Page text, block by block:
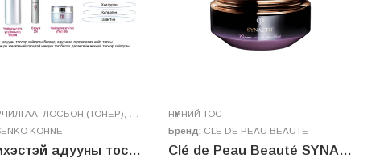
ЛОСЬОН (ТОНЕР) НҮҮРНИЙ ТОС,СЕРУМ
KOHNE
Гүүний ихэстэй адууны тосон “Тунамал” сэт
НҮҮРНИЙ ТОС
Бренд: CLE DE PEAU BEAUTE
Clé de Peau Beauté SYNACTIF CRÈME COU ET DÉCOLLETÉ n 75g